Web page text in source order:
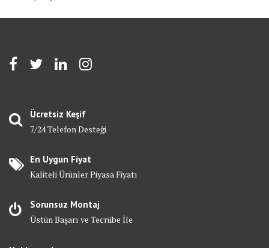
Ücretsiz Keşif
7/24 Telefon Desteği
En Uygun Fiyat
Kaliteli Ürünler Piyasa Fiyatı
Sorunsuz Montaj
Üstün Başarı ve Tecrübe İle